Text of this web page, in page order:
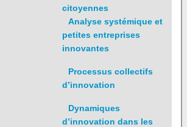
citoyennes
Analyse systémique et
petites entreprises
innovantes
Processus collectifs
d’innovation
Dynamiques
d’innovation dans les